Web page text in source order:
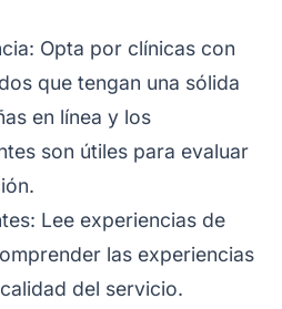
Opta por clínicas con
que tengan una sólida
en línea y los
son útiles para evaluar
Lee experiencias de
las experiencias
del servicio.